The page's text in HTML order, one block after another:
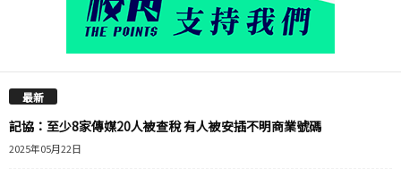
最新
記協：至少8家傳媒20人被查稅 有人被安插不明商業號碼
2025年05月22日